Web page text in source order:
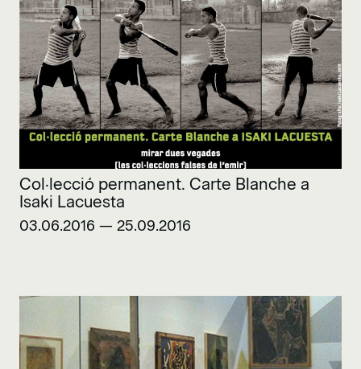
Col·lecció permanent. Carte Blanche a
Isaki Lacuesta
03.06.2016 — 25.09.2016